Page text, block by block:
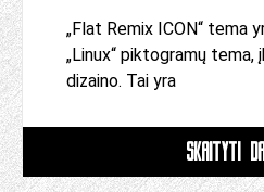
„Flat Remix ICON“ tema
„Linux“ piktogramų
dizaino. Tai yra
SKAITYTI